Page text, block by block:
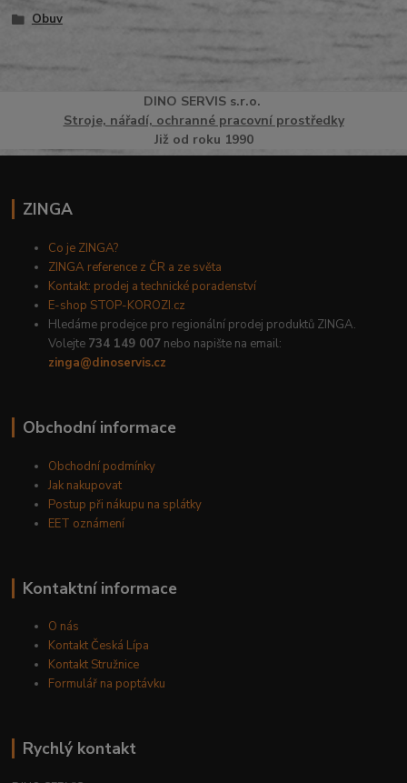
Obuv
DINO SERVISs.r.o.
Stroje, nářadí, ochranné pracovní prostředky
Již od roku 1990
ZINGA
Co je ZINGA?
ZINGA reference z ČR a ze světa
Kontakt: prodej a technické poradenství
E-shop STOP-KOROZI.cz
Hledáme prodejce pro regionální prodej produktů ZINGA.
Volejte 734 149 007 nebo napište na email:
zinga@dinoservis.cz
Obchodní informace
Obchodní podmínky
Jak nakupovat
Postup při nákupu na splátky
EET oznámení
Kontaktní informace
O nás
Kontakt Česká Lípa
Kontakt Stružnice
Formulář na poptávku
Rychlý kontakt